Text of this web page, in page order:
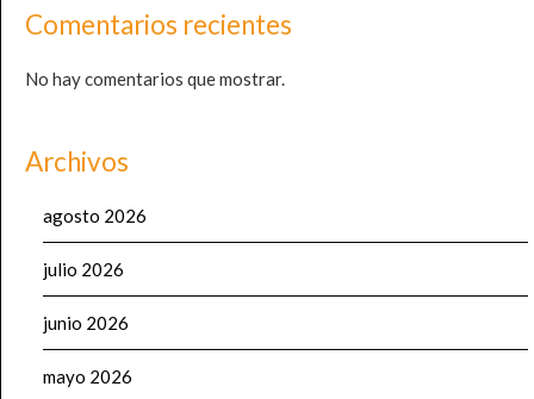
Comentarios recientes
No hay comentarios que mostrar.
Archivos
agosto 2026
julio 2026
junio 2026
mayo 2026